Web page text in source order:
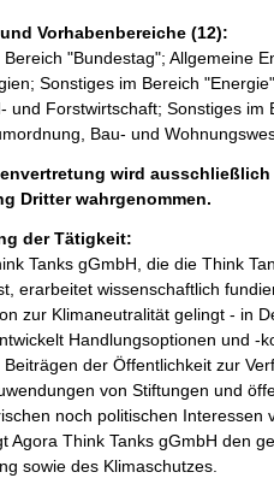
Vorhabenbereiche (12):
"Bundestag"; Allgemeine
Sonstiges im Bereich
und Forstwirtschaft; Sonstiges
Bau- und
wird
Dritter wahrgenommen.
der Tätigkeit:
Tanks gGmbH, die die Think
erarbeitet wissenschaftlich
zur Klimaneutralität gelingt - in
Handlungsoptionen und -
der Öffentlichkeit zur
von Stiftungen und
noch politischen Interessen
Agora Think Tanks gGmbH den
sowie des Klimaschutzes.